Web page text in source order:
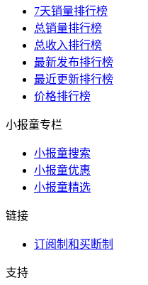
7天销量排行榜
总销量排行榜
总收入排行榜
最新发布排行榜
最近更新排行榜
价格排行榜
小报童专栏
小报童搜索
小报童优惠
小报童精选
链接
订阅制和买断制
支持